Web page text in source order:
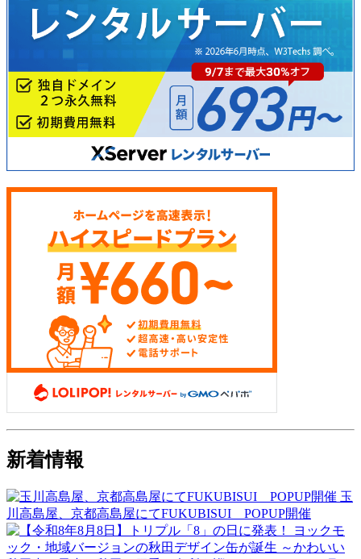
新着情報
玉
川高島屋、京都高島屋にてFUKUBISUI POPUP開催